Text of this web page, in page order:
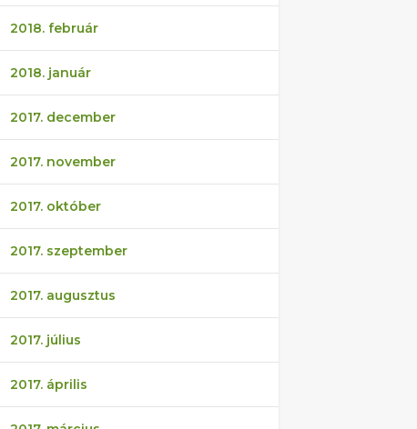
2018. február
2018. január
2017. december
2017. november
2017. október
2017. szeptember
2017. augusztus
2017. július
2017. április